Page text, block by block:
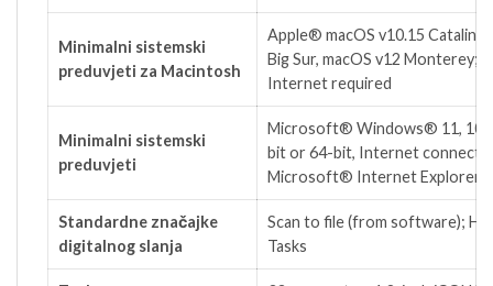
Minimalni sistemski
preduvjeti za Macintosh
Apple® macOS v10.15 Catalina,
Big Sur, macOS v12 Monterey;
Internet required
Minimalni sistemski
preduvjeti
Microsoft® Windows® 11, 10,
bit or 64-bit, Internet
Microsoft® Internet Explorer
Standardne značajke
digitalnog slanja
Scan to file (from software); HP
Tasks